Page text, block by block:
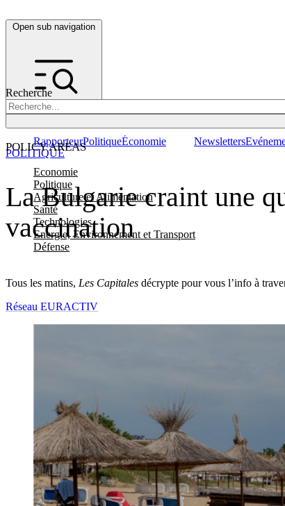
Open sub navigation
Recherche
POLICY AREAS
Economie
Politique
Agriculture et Alimentation
Santé
Technologies
Energie, Environnement et Transport
Défense
RapporteurPolitiqueÉconomie Newsletters
La Bulgarie craint une
vaccination
Tous les matins, Les Capitales décrypte pour vous l’info à
POLITIQUE
Réseau EURACTIV